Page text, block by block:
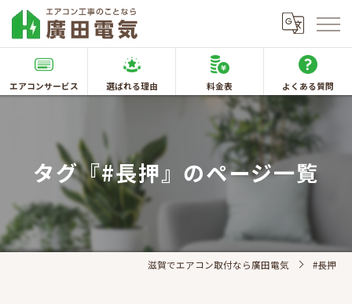
エアコンサービス 選ばれる理由 料金表 よくある質問
タグ『#長押』のページ一覧
滋賀でエアコン取付なら廣田電気 #長押